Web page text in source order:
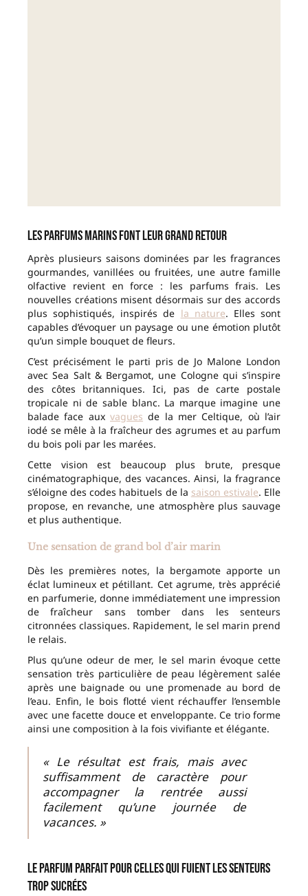
Les parfums marins font leur grand retour
Après plusieurs saisons dominées par les fragrances
gourmandes, vanillées ou fruitées, une autre famille
olfactive revient en force : les parfums frais. Les
nouvelles créations misent désormais sur des accords
plus sophistiqués, inspirés de la nature. Elles sont
capables d’évoquer un paysage ou une émotion plutôt
qu’un simple bouquet de fleurs.
C’est précisément le parti pris de Jo Malone London
avec Sea Salt & Bergamot, une Cologne qui s’inspire
des côtes britanniques. Ici, pas de carte postale
tropicale ni de sable blanc. La marque imagine une
balade face aux vagues de la mer Celtique, où l’air
iodé se mêle à la fraîcheur des agrumes et au parfum
du bois poli par les marées.
Cette vision est beaucoup plus brute, presque
cinématographique, des vacances. Ainsi, la fragrance
s’éloigne des codes habituels de la saison estivale. Elle
propose, en revanche, une atmosphère plus sauvage
et plus authentique.
Une sensation de grand bol d’air marin
Dès les premières notes, la bergamote apporte un
éclat lumineux et pétillant. Cet agrume, très apprécié
en parfumerie, donne immédiatement une impression
de fraîcheur sans tomber dans les senteurs
citronnées classiques. Rapidement, le sel marin prend
le relais.
Plus qu’une odeur de mer, le sel marin évoque cette
sensation très particulière de peau légèrement salée
après une baignade ou une promenade au bord de
l’eau. Enfin, le bois flotté vient réchauffer l’ensemble
avec une facette douce et enveloppante. Ce trio forme
ainsi une composition à la fois vivifiante et élégante.
« Le résultat est frais, mais avec
suffisamment de caractère pour
accompagner la rentrée aussi
facilement qu’une journée de
vacances. »
Le parfum parfait pour celles qui fuient les senteurs
trop sucrées